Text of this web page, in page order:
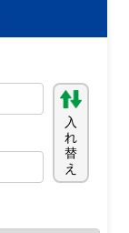
入
れ
替
え